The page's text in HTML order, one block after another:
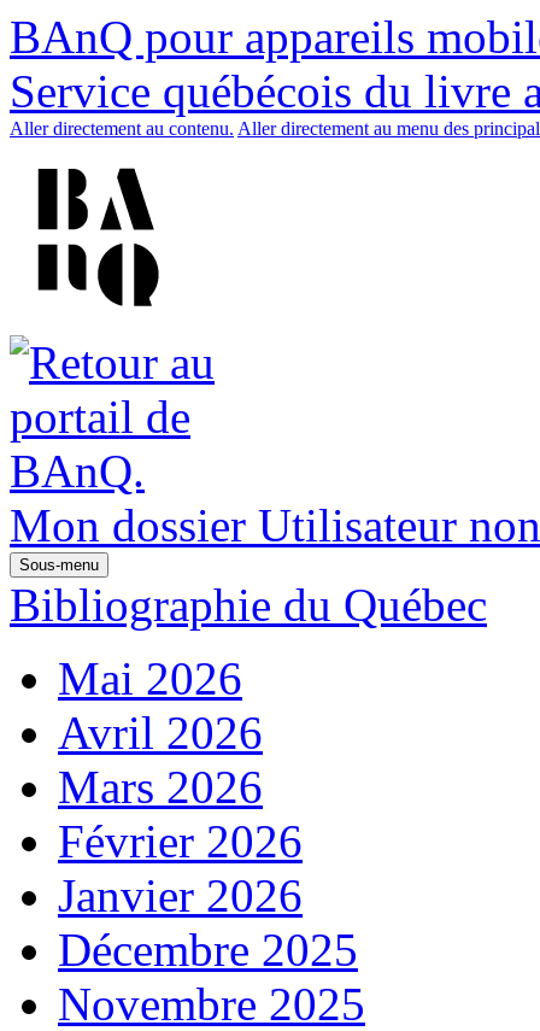
BAnQ pour appareils
Service québécois du livre
Aller directement au contenu. Aller directement au menu des
Mon dossier Utilisateur
Sous-menu
Bibliographie du Québec
Mai 2026
Avril 2026
Mars 2026
Février 2026
Janvier 2026
Décembre 2025
Novembre 2025